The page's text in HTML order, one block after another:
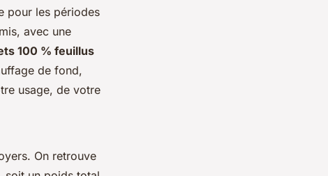
pour les périodes
avec une
100 % feuillus
de fond,
usage, de votre
On retrouve